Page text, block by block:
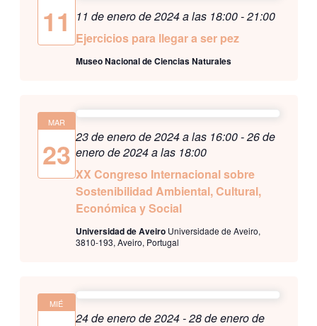
11 Ejercicios para llegar a ser pez
11 de enero de 2024 a las 18:00-21:00
Museo Nacional de Ciencias Naturales
MAR
23
XX Congreso Internacional sobre
Sostenibilidad Ambiental, Cultural,
Económica y Social
23 de enero de 2024 a las 16:00-26 de
enero de 2024 a las 18:00
Universidad de Aveiro Universidade de Aveiro,
3810-193, Aveiro, Portugal
MIÉ
24 de enero de 2024-28 de enero de